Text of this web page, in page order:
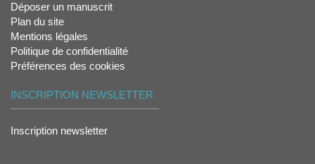
Déposer un manuscrit
Plan du site
Mentions légales
Politique de confidentialité
Préférences des cookies
INSCRIPTION NEWSLETTER
Inscription newsletter